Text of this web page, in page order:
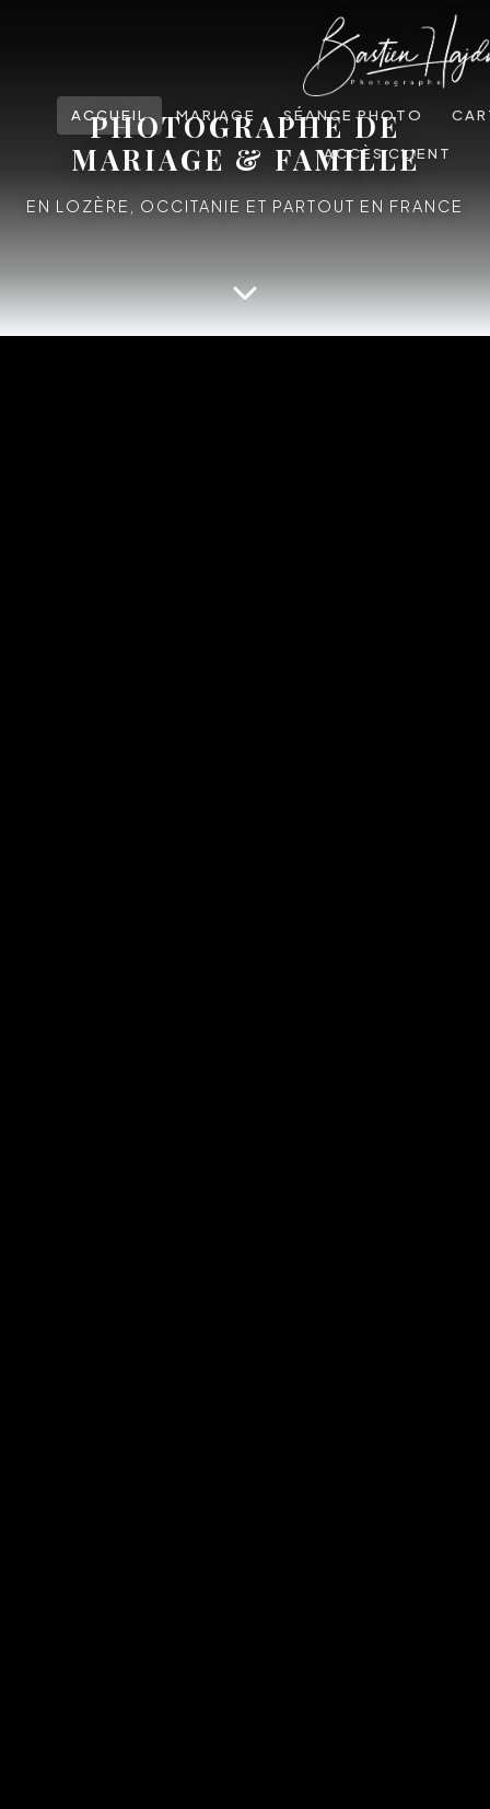
ACCUEIL MARIAGE SÉANCE PHOTO
ACCÈS CLIENT
PHOTOGRAPHE DE
MARIAGE & FAMILLE
EN LOZÈRE, OCCITANIE ET PARTOUT EN FRANCE